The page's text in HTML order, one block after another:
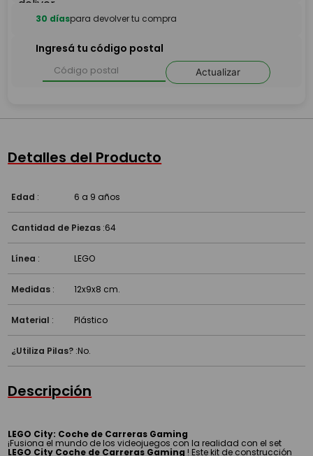
30 díaspara devolver tu compra
Ingresá tu código postal
Actualizar
Detalles del Producto
Edad : 6 a 9 años
Cantidad de Piezas :64
Línea : LEGO
Medidas : 12x9x8 cm.
Material : Plástico
¿Utiliza Pilas? :No.
Descripción
LEGO City: Coche de Carreras Gaming
¡Fusiona el mundo de los videojuegos con la realidad con el set
LEGO City Coche de Carreras Gaming ! Este kit de construcción